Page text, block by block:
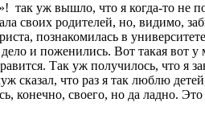
так уж вышло, что я когда-то не
своих родителей, но, видимо,
познакомилась в
и поженились. Вот такая вот у
Так уж получилось, что я
сказал, что раз я так люблю
конечно, своего, но да ладно.